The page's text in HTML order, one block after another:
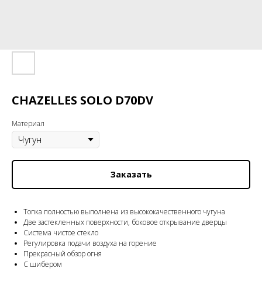
CHAZELLES SOLO D70DV
Материал
Заказать
Топка полностью выполнена из высококачественного чугуна
Две застекленных поверхности, боковое открывание дверцы
Система чистое стекло
Регулировка подачи воздуха на горение
Прекрасный обзор огня
C шибером